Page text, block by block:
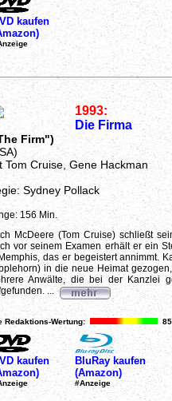
kaufen
1993:
Die Firma
Firm")
Tom Cruise, Gene Hackman
Sydney Pollack
156 Min.
McDeere (Tom Cruise) schließt
vor seinem Examen erhält er ein
das er begeistert annimmt.
in die neue Heimat
Anwälte, die bei der Kanzlei
...
Redaktions-Wertung:
kaufen
BluRay kaufen
(Amazon)
#Anzeige